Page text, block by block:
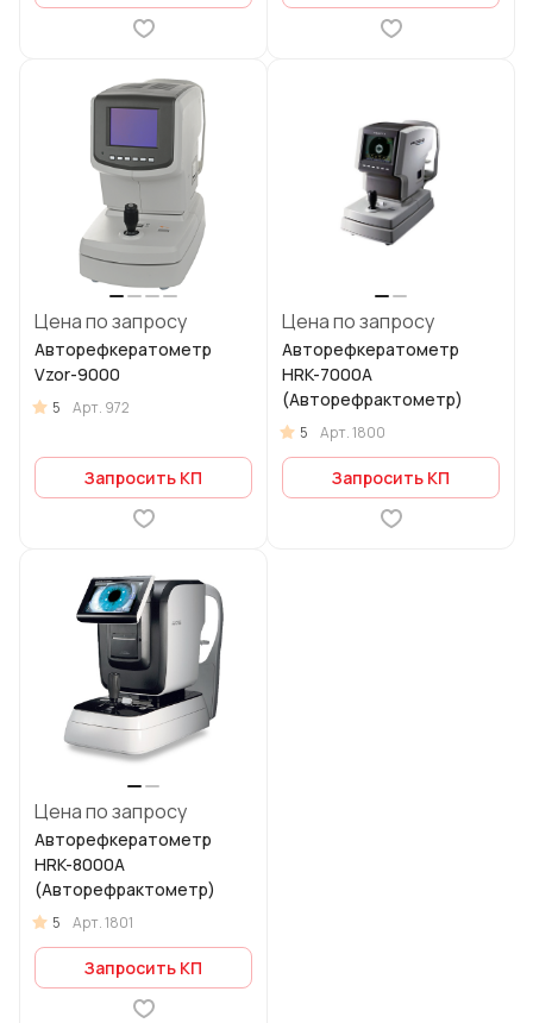
Цена по запросу
Авторефкератометр
Vzor-9000
5 Арт. 972
Запросить КП
Цена по запросу
Авторефкератометр
HRK-7000A
(Авторефрактометр)
5 Арт.1800
Запросить КП
Цена по запросу
Авторефкератометр
HRK-8000A
(Авторефрактометр)
5 Арт.1801
Запросить КП